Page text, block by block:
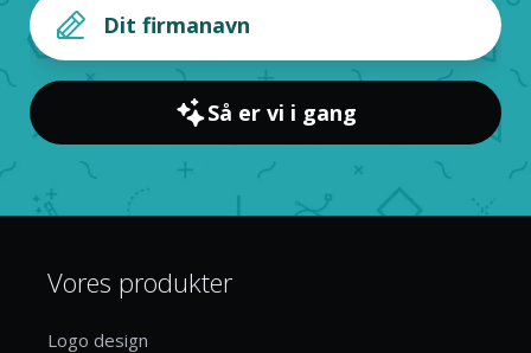
Så er vi i gang
Vores produkter
Logo design